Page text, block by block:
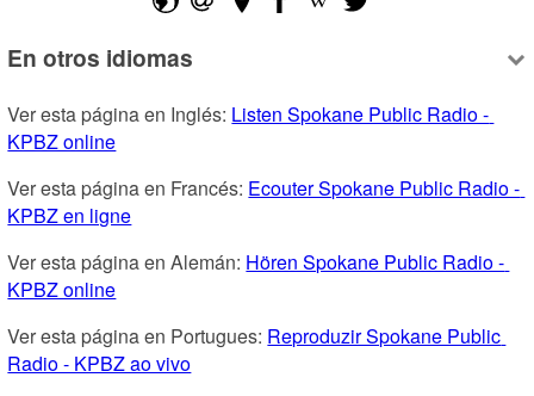
En otros idiomas
Ver esta página en Inglés: Listen Spokane Public Radio -
KPBZ online
Ver esta página en Francés: Ecouter Spokane Public Radio -
KPBZ en ligne
Ver esta página en Alemán: Hören Spokane Public Radio -
KPBZ online
Ver esta página en Portugues: Reproduzir Spokane Public
Radio - KPBZ ao vivo